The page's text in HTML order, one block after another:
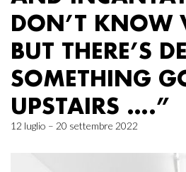
DON’T KNOW
BUT THERE’S
SOMETHING
UPSTAIRS ….”
12 luglio – 20 settembre 2022